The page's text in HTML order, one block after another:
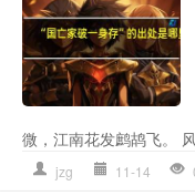
微，江南花发鹧鸪飞。
jzg 11-14